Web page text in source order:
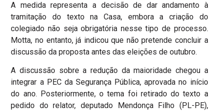
A medida representa a decisão de dar andamento à
tramitação do texto na Casa, embora a criação do
colegiado não seja obrigatória nesse tipo de processo.
Motta, no entanto, já indicou que não pretende concluir a
discussão da proposta antes das eleições de outubro.
A discussão sobre a redução da maioridade chegou a
integrar a PEC da Segurança Pública, aprovada no início
do ano. Posteriormente, o tema foi retirado do texto a
pedido do relator, deputado Mendonça Filho (PL-PE),